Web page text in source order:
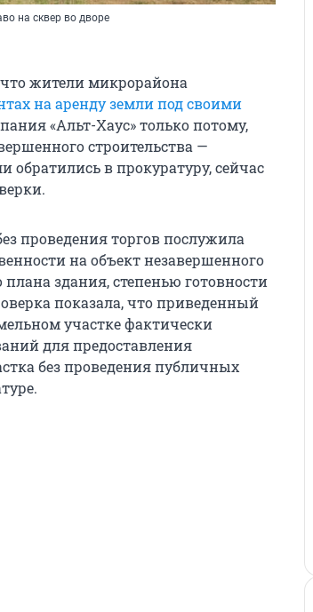
на сквер во дворе
жители микрорайона
на аренду земли под своими
«Альт-Хаус» только потому,
строительства —
в прокуратуру, сейчас
проведения торгов послужила
на объект незавершенного
здания, степенью готовности
показала, что приведенный
участке фактически
для предоставления
без проведения публичных